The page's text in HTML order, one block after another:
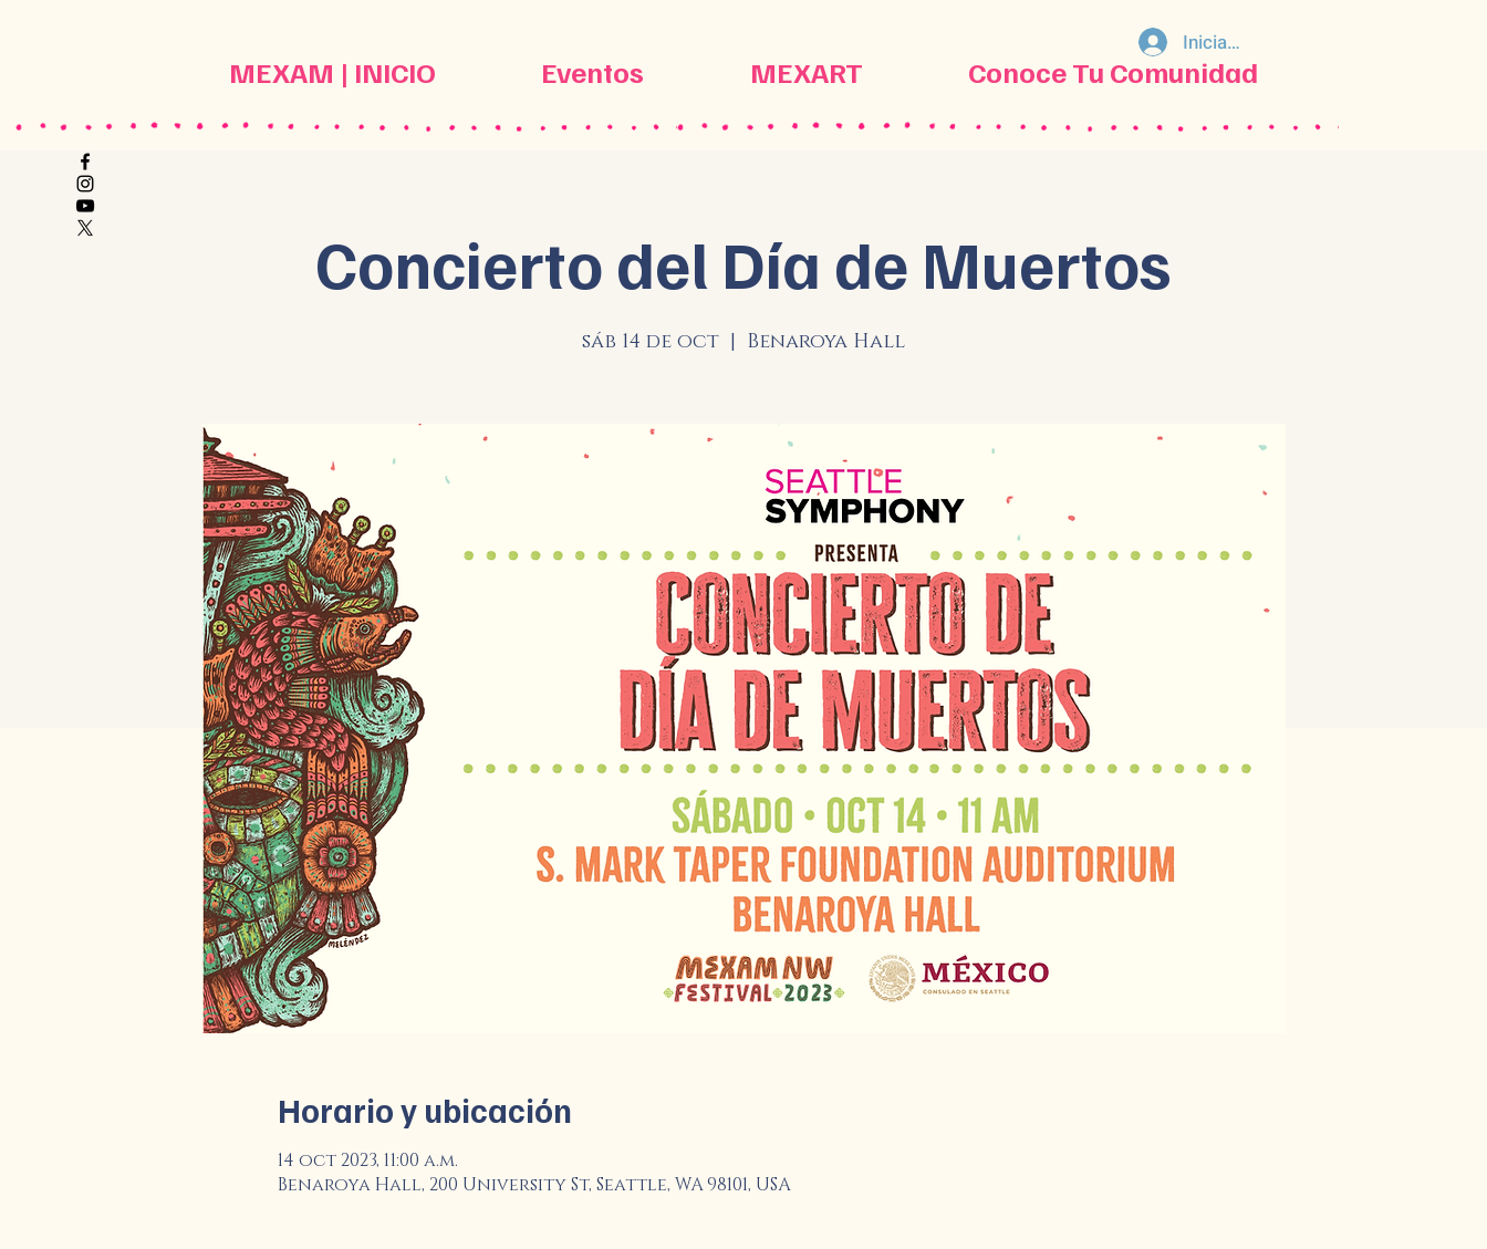
MEXAM | INICIO Eventos MEXART Conoce Tu Comunidad
Iniciar sesión
Concierto del Día de Muertos
sáb 14 de oct
  |
Benaroya Hall
Horario y ubicación
14 oct 2023, 11:00 a.m.
Benaroya Hall, 200 University St, Seattle, WA 98101, USA